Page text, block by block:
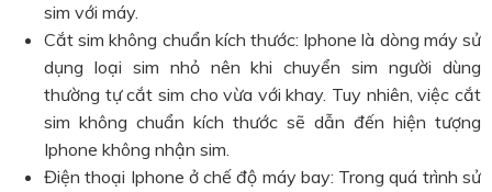
sim với máy.
Cắt sim không chuẩn kích thước: Iphone là dòng máy sử
dụng loại sim nhỏ nên khi chuyển sim người dùng
thường tự cắt sim cho vừa với khay. Tuy nhiên, việc cắt
sim không chuẩn kích thước sẽ dẫn đến hiện tượng
Iphone không nhận sim.
Điện thoại Iphone ở chế độ máy bay: Trong quá trình sử